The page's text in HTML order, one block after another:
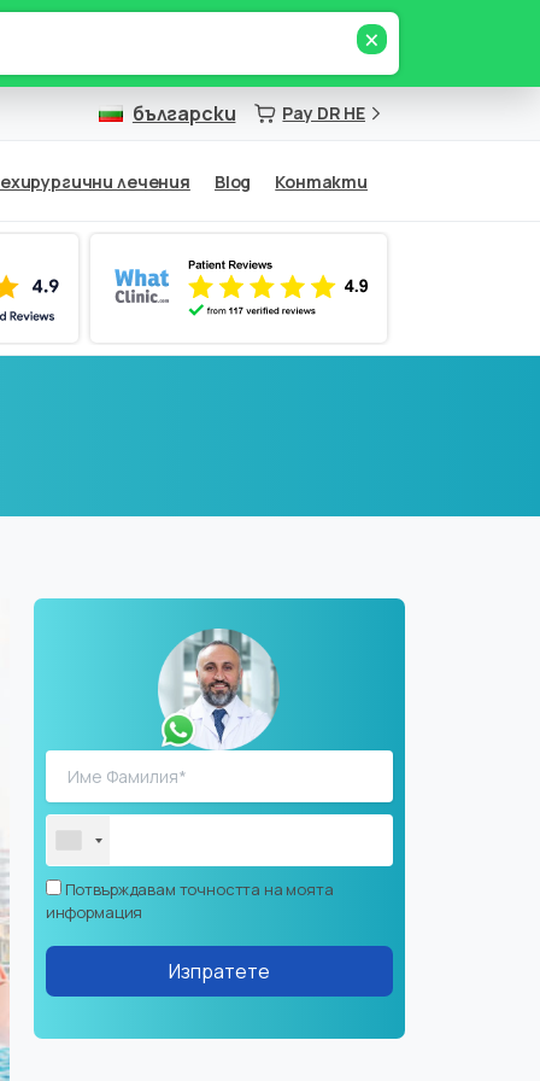
×
български Pay DR HE
лечения Blog Контакти
Потвърждавам точността на моята
информация